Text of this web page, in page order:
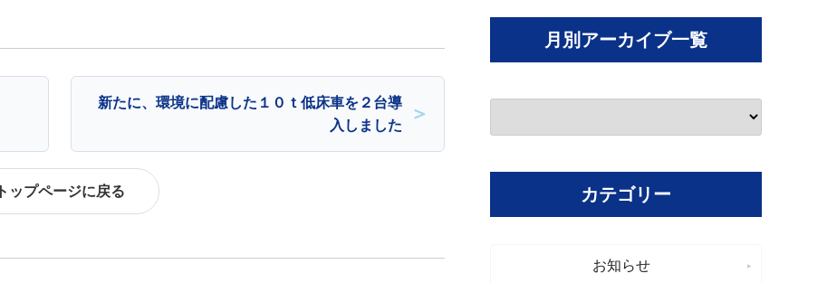
新たに、環境に配慮した１０ｔ低床車を２台導
入しました
トップページに戻る
月別アーカイブ一覧
カテゴリー
お知らせ